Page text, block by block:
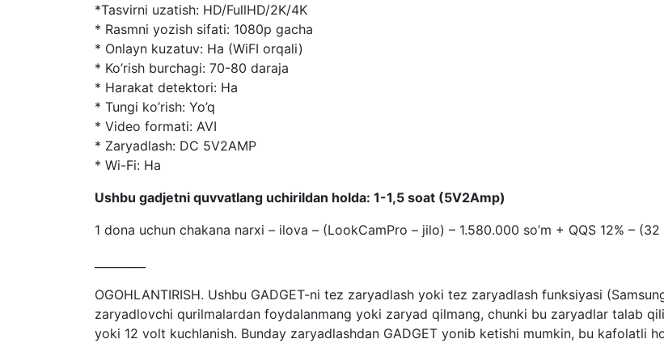
*Tasvirni uzatish: HD/FullHD/2K/4K
* Rasmni yozish sifati: 1080p gacha
* Onlayn kuzatuv: Ha (WiFI orqali)
* Ko’rish burchagi: 70-80 daraja
* Harakat detektori: Ha
* Tungi ko’rish: Yo’q
* Video formati: AVI
* Zaryadlash: DC 5V2AMP
* Wi-Fi: Ha
Ushbu gadjetni quvvatlang uchirildan holda: 1-1,5 soat (5V2Amp)
1 dona uchun chakana narxi – ilova – (LookCamPro – jilo) – 1.580.000 so’m + QQS 12% – (32
OGOHLANTIRISH. Ushbu GADGET-ni tez zaryadlash yoki tez zaryadlash funksiyasi
zaryadlovchi qurilmalardan foydalanmang yoki zaryad qilmang, chunki bu zaryadlar talab
yoki 12 volt kuchlanish. Bunday zaryadlashdan GADGET yonib ketishi mumkin, bu kafolatli